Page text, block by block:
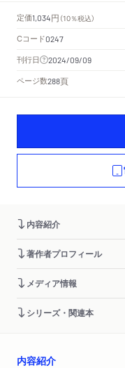
定価1,034円 （10％税込）
Cコード0247
刊行日 2024/09/09
ページ数288頁
内容紹介
著作者プロフィール
メディア情報
シリーズ・関連本
内容紹介